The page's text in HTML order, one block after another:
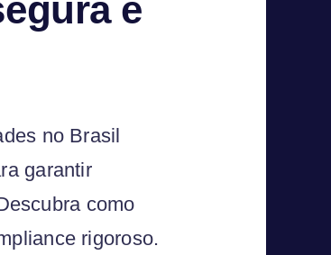
e
no Brasil
garantir
como
rigoroso.